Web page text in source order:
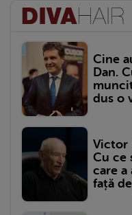
Cine
Dan.
dus o
Victor
Cu ce
care a
față